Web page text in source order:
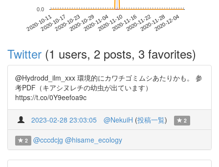
2020-10-112020-10-172020-10-232020-10-292020-11-042020-11-102020-11-162020-11-222020-11-282020-12-04
0.0
Twitter (1 users, 2 posts, 3 favorites)
@Hydrodd_ilm_xxx 環境的にカワチゴミムシあたりかも。 参
考PDF（キアシヌレチの幼虫が出ています）
https://t.co/0Y9eefoa9c
2023-02-28 23:03:05 @NekuiH (投稿一覧) 2
2 @cccdcjg @hisame_ecology